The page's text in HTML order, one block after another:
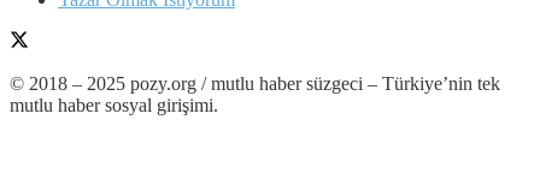
© 2018 – 2025 pozy.org / mutlu haber süzgeci – Türkiye’nin tek
mutlu haber sosyal girişimi.